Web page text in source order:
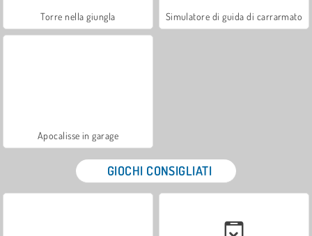
Torre nella giungla Simulatore di guida di carrarmato
Apocalisse in garage
GIOCHI CONSIGLIATI